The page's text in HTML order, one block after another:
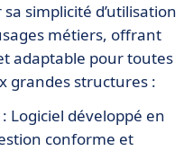
simplicité d’utilisation
métiers, offrant
adaptable pour toutes
grandes structures :
: Logiciel développé en
conforme et